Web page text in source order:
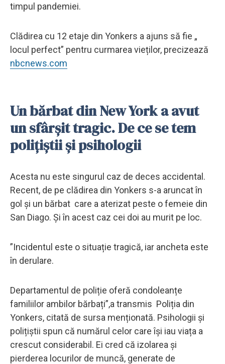
timpul pandemiei.
Clădirea cu 12 etaje din Yonkers a ajuns să fie „
locul perfect” pentru curmarea vieților, precizează
nbcnews.com
Un bărbat din New York a avut
un sfârșit tragic. De ce se tem
polițiștii și psihologii
Acesta nu este singurul caz de deces accidental.
Recent, de pe clădirea din Yonkers s-a aruncat în
gol și un bărbat care a aterizat peste o femeie din
San Diago. Și în acest caz cei doi au murit pe loc.
”Incidentul este o situație tragică, iar ancheta este
în derulare.
Departamentul de poliție oferă condoleanțe
familiilor ambilor bărbați”,a transmis Poliția din
Yonkers, citată de sursa menționată. Psihologii și
polițiștii spun că numărul celor care își iau viața a
crescut considerabil. Ei cred că izolarea și
pierderea locurilor de muncă, generate de